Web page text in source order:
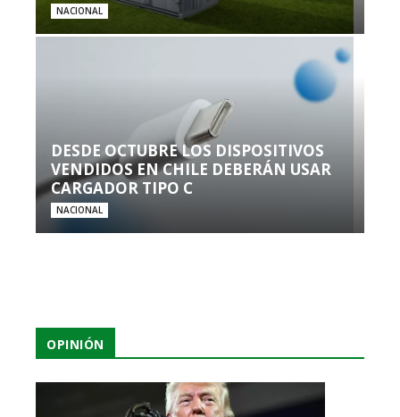
NACIONAL
DESDE OCTUBRE LOS DISPOSITIVOS
VENDIDOS EN CHILE DEBERÁN USAR
CARGADOR TIPO C
NACIONAL
OPINIÓN